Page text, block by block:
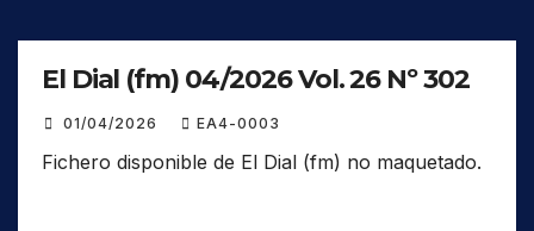
El Dial (fm) 04/2026 Vol. 26 Nº 302
01/04/2026 EA4-0003
Fichero disponible de El Dial (fm) no maquetado.